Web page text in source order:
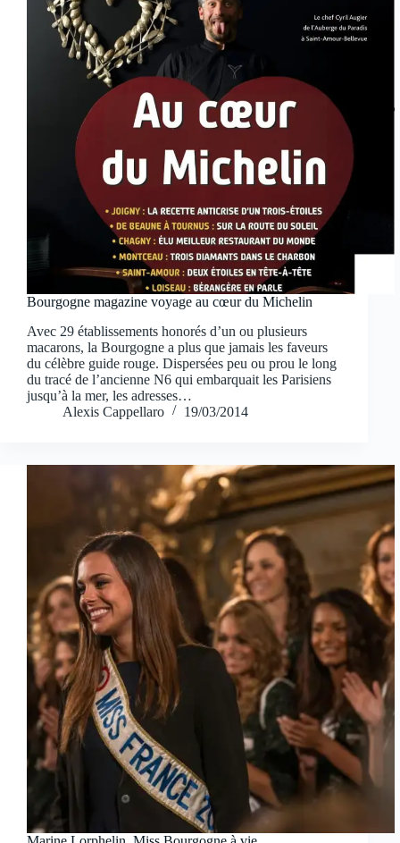
Bourgogne magazine voyage au cœur du Michelin
Avec 29 établissements honorés d’un ou plusieurs
macarons, la Bourgogne a plus que jamais les faveurs
du célèbre guide rouge. Dispersées peu ou prou le long
du tracé de l’ancienne N6 qui embarquait les Parisiens
jusqu’à la mer, les adresses…
Alexis Cappellaro
19/03/2014